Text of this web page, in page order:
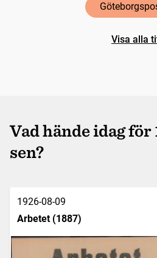
Visa alla
Vad hände idag för
sen?
1926-08-09
Arbetet (1887)